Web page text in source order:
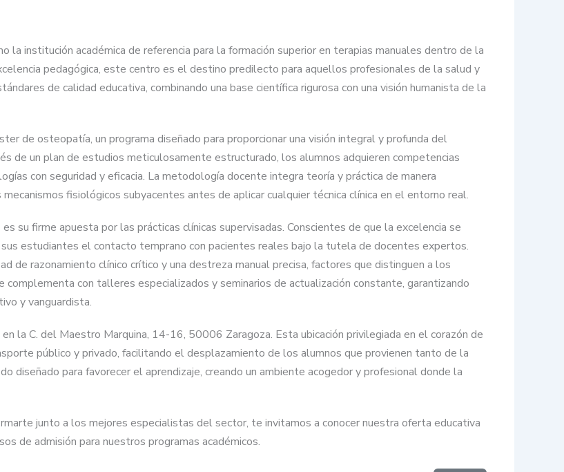
institución académica de referencia para la formación superior en terapias manuales dentro de la
pedagógica, este centro es el destino predilecto para aquellos profesionales de la salud y
de calidad educativa, combinando una base científica rigurosa con una visión humanista de la
de osteopatía, un programa diseñado para proporcionar una visión integral y profunda del
de un plan de estudios meticulosamente estructurado, los alumnos adquieren competencias
con seguridad y eficacia. La metodología docente integra teoría y práctica de manera
fisiológicos subyacentes antes de aplicar cualquier técnica clínica en el entorno real.
su firme apuesta por las prácticas clínicas supervisadas. Conscientes de que la excelencia se
estudiantes el contacto temprano con pacientes reales bajo la tutela de docentes expertos.
de razonamiento clínico crítico y una destreza manual precisa, factores que distinguen a los
con talleres especializados y seminarios de actualización constante, garantizando
y vanguardista.
la C. del Maestro Marquina, 14-16, 50006 Zaragoza. Esta ubicación privilegiada en el corazón de
público y privado, facilitando el desplazamiento de los alumnos que provienen tanto de la
diseñado para favorecer el aprendizaje, creando un ambiente acogedor y profesional donde la
junto a los mejores especialistas del sector, te invitamos a conocer nuestra oferta educativa
de admisión para nuestros programas académicos.